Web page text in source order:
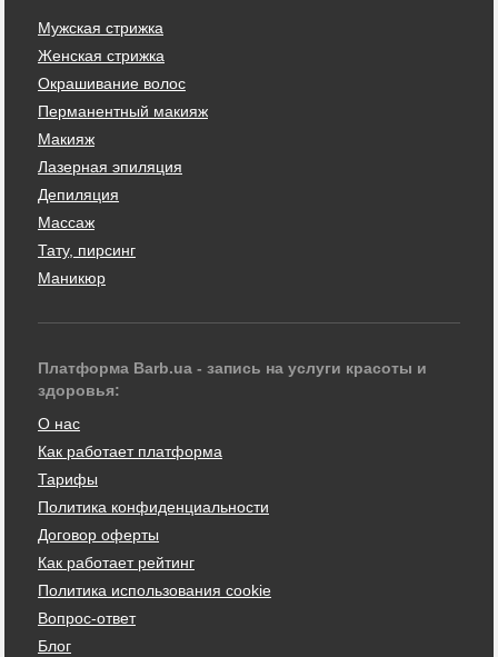
Мужская стрижка
Женская стрижка
Окрашивание волос
Перманентный макияж
Макияж
Лазерная эпиляция
Депиляция
Массаж
Тату, пирсинг
Маникюр
Платформа Barb.ua - запись на услуги красоты и
здоровья:
О нас
Как работает платформа
Тарифы
Политика конфиденциальности
Договор оферты
Как работает рейтинг
Политика использования cookie
Вопрос-ответ
Блог